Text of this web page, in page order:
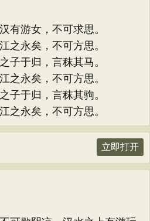
有游女，不可求思。
之永矣，不可方思。
子于归，言秣其马。
之永矣，不可方思。
子于归，言秣其驹。
之永矣，不可方思。
立即打开